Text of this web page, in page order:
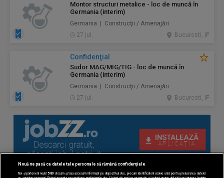
Montor structuri metalice - loc de muncă în
Germania (interim)
Germania | Construcţii / Amenajări
27 jul.
Bucuresti, IF
Confidenţial
Sudor MAG/MIG/TIG - loc de muncă în
Germania (interim)
Germania | Construcţii / Amenajări
27 jul.
Bucuresti, IF
Nouă ne pasă ca datele tale personale să rămână confidențiale
Noi și partenerii noștri 589 stocăm și/sau accesăm informații pe dispozitivul dvs., precum identificatorii cookie unici pentru prelucrarea datelor